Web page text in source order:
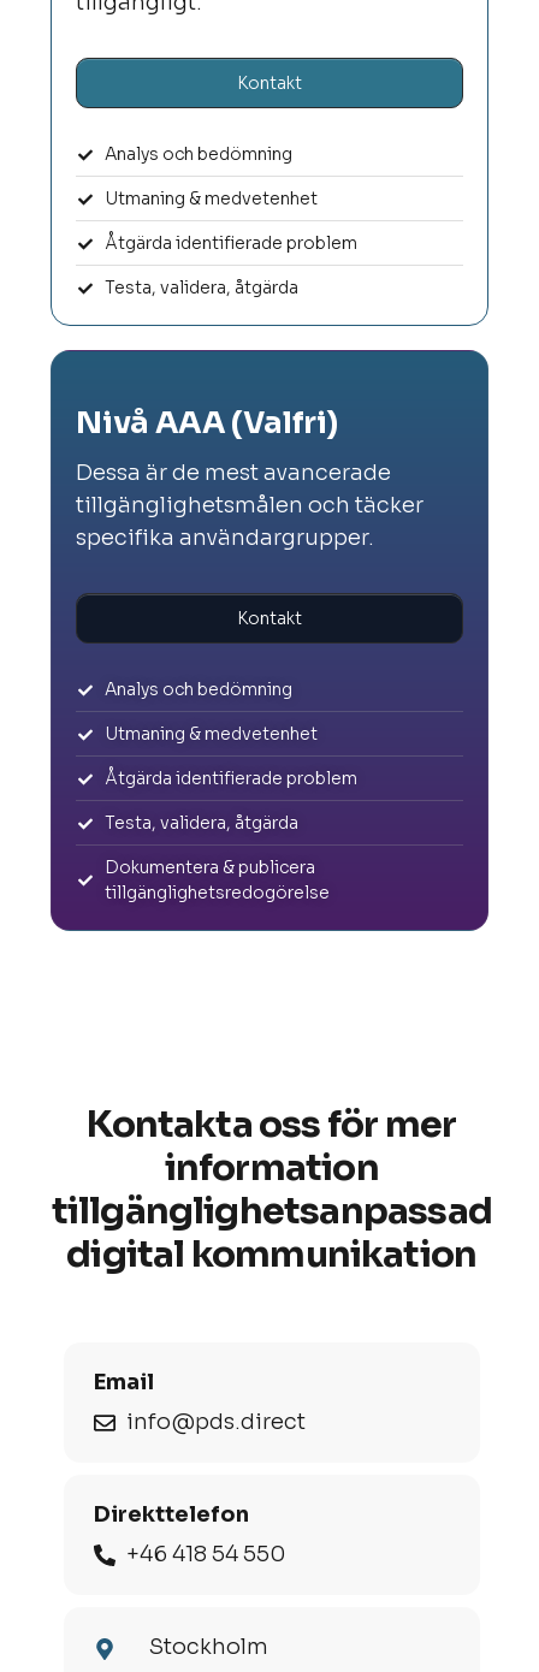
Kontakt
Analys och bedömning
Utmaning & medvetenhet
Åtgärda identifierade problem
Testa, validera, åtgärda
Nivå AAA (Valfri)
Dessa är de mest avancerade
tillgänglighetsmålen och täcker
specifika användargrupper.
Kontakt
Analys och bedömning
Utmaning & medvetenhet
Åtgärda identifierade problem
Testa, validera, åtgärda
Dokumentera & publicera
tillgänglighetsredogörelse
Kontakta oss för mer
information
tillgänglighetsanpassad
digital kommunikation
Email
info@pds.direct
Direkttelefon
+46 418 54 550
Stockholm